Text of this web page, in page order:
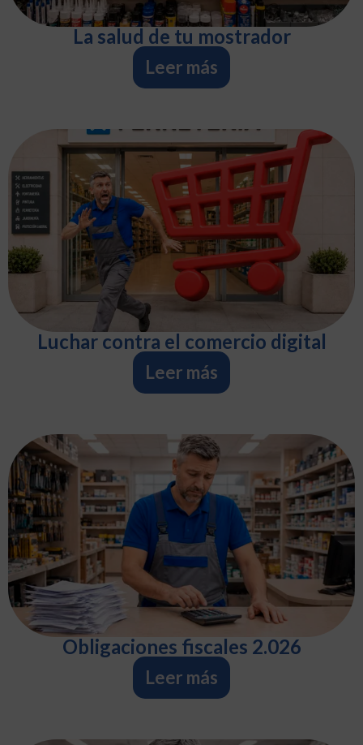
La salud de tu mostrador
Leer más
Luchar contra el comercio digital
Leer más
Obligaciones fiscales 2.026
Leer más